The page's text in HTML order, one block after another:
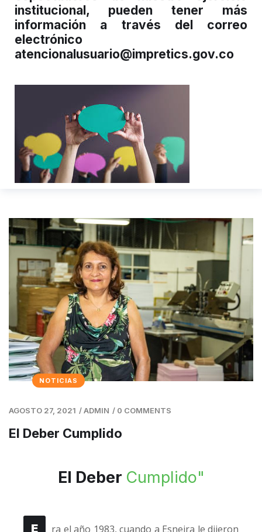
institucional, pueden tener más
información a través del correo
electrónico
atencionalusuario@impretics.gov.co
NOTICIAS
AGOSTO 27, 2021 /ADMIN / 0 COMMENTS
El Deber Cumplido
El Deber Cumplido"
E ra el año 1983, cuando a Esneira le dijeron